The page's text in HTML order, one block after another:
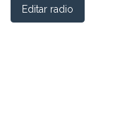
Editar radio